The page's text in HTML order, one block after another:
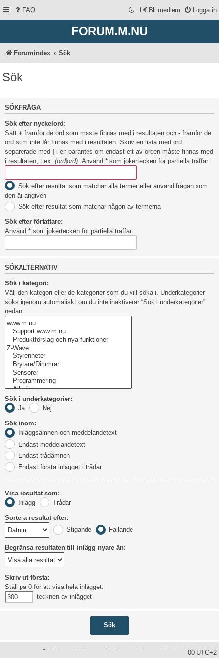
FAQ Logga in
Bli medlem
FORUM.M.NU
Forumindex Sök
Sök
SÖKFRÅGA
Sök efter nyckelord:
Sätt + framför de ord som måste finnas med i resultaten och - framför de
ord som inte får finnas med i resultaten. Skriv en lista med ord
separerade med | i en parantes om endast ett av orden måste finnas med
i resultaten, t.ex. (ord|ord) . Använd * som jokertecken för partiella träffar.
Sök efter resultat som matchar alla termer eller använd frågan som
den är angiven
Sök efter resultat som matchar någon av termerna
Sök efter författare:
Använd * som jokertecken för partiella träffar.
SÖKALTERNATIV
Sök i kategori:
Välj den kategori eller de kategorier som du vill söka i. Underkategorier
söks igenom automatiskt om du inte inaktiverar “Sök i underkategorier”
nedan.
Sök i underkategorier:
Ja
Nej
Sök inom:
Inläggsämnen och meddelandetext
Endast meddelandetext
Endast trådämnen
Endast första inlägget i trådar
Visa resultat som:
Inlägg
Trådar
Sortera resultat efter:
Stigande
Fallande
Begränsa resultaten till inlägg nyare än:
Skriv ut första:
Ställ på 0 för att visa hela inlägget.
tecknen av inlägget
Alla tidsangivelser är UTC+02:00 UTC+2
Ta bort alla kakor